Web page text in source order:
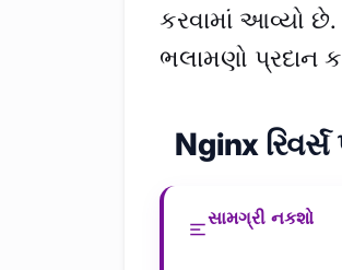
કરવામાં આવ્યો છે.
ભલામણો પ્રદાન
Nginx
સામગ્રી નકશો